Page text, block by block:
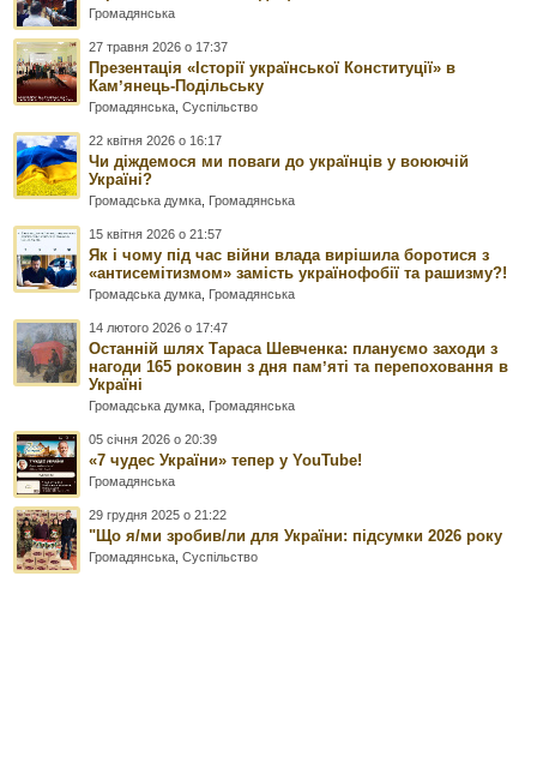
Громадянська
27 травня 2026 о 17:37
Презентація «Історії української Конституції» в
Камʼянець-Подільську
Громадянська ,Суспільство
22 квітня 2026 о 16:17
Чи діждемося ми поваги до українців у воюючій
Україні?
Громадська думка Громадянська
15 квітня 2026 о 21:57
Як і чому під час війни влада вирішила боротися з
«антисемітизмом» замість українофобії та рашизму?!
Громадська думка Громадянська
14 лютого 2026 о 17:47
Останній шлях Тараса Шевченка: плануємо заходи з
нагоди 165 роковин з дня памʼяті та перепоховання в
Україні
Громадська думка Громадянська
05 січня 2026 о 20:39
«7 чудес України» тепер у YouTube!
Громадянська
29 грудня 2025 о 21:22
"Що я/ми зробив/ли для України: підсумки 2026 року
Громадянська ,Суспільство